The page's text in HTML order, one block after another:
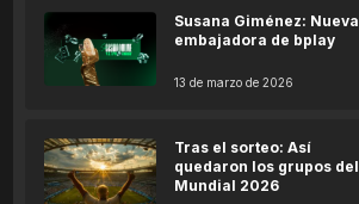
Susana Giménez: Nueva
embajadora de bplay
13 de marzo de 2026
Tras el sorteo: Así
quedaron los grupos del
Mundial 2026